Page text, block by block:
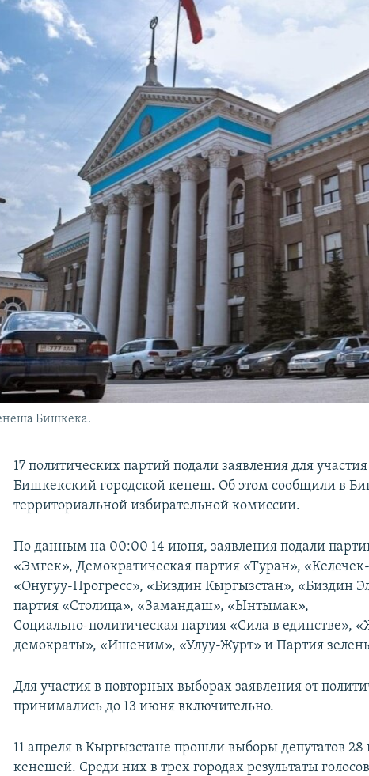
Бишкека.
17 политических партий подали заявления для
Бишкекский городской кенеш. Об этом сообщили в
территориальной избирательной комиссии.
По данным на 00:00 14 июня, заявления подали
«Эмгек», Демократическая партия «Туран»,
«Онугуу-Прогресс», «Биздин Кыргызстан», «Биздин
партия «Столица», «Замандаш», «Ынтымак»,
Социально-политическая партия «Сила в единстве»,
демократы», «Ишеним», «Улуу-Журт» и Партия
Для участия в повторных выборах заявления от
принимались до 13 июня включительно.
11 апреля в Кыргызстане прошли выборы депутатов
кенешей. Среди них в трех городах результаты